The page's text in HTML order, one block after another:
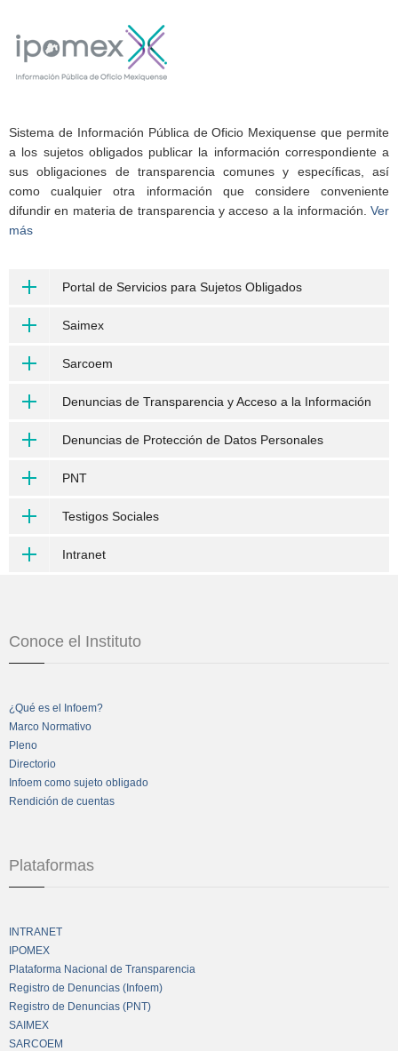
Sistema de Información Pública de Oficio Mexiquense que permite
a los sujetos obligados publicar la información correspondiente a
sus obligaciones de transparencia comunes y específicas, así
como cualquier otra información que considere conveniente
difundir en materia de transparencia y acceso a la información. Ver
más
Portal de Servicios para Sujetos Obligados
Saimex
Sarcoem
Denuncias de Transparencia y Acceso a la Información
Denuncias de Protección de Datos Personales
PNT
Testigos Sociales
Intranet
Conoce el Instituto
¿Qué es el Infoem?
Marco Normativo
Pleno
Directorio
Infoem como sujeto obligado
Rendición de cuentas
Plataformas
INTRANET
IPOMEX
Plataforma Nacional de Transparencia
Registro de Denuncias (Infoem)
Registro de Denuncias (PNT)
SAIMEX
SARCOEM